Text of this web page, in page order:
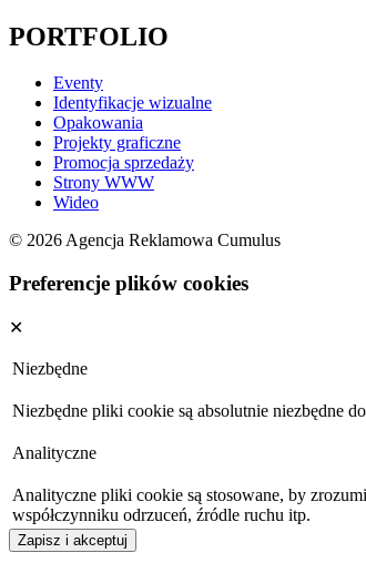
PORTFOLIO
Eventy
Identyfikacje wizualne
Opakowania
Projekty graficzne
Promocja sprzedaży
Strony WWW
Wideo
© 2026 Agencja Reklamowa Cumulus
Preferencje plików cookies
✕
Niezbędne
Niezbędne pliki cookie są absolutnie niezbędne
Analityczne
Analityczne pliki cookie są stosowane, by
współczynniku odrzuceń, źródle ruchu itp.
Zapisz i akceptuj